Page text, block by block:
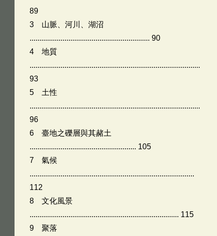
89
3 山脈、河川、湖沼
.............................................................. 90
4 地質
........................................................................................
93
5 土性
........................................................................................
96
6 臺地之礫層與其赭土
....................................................... 105
7 氣候
.....................................................................................
112
8 文化風景
............................................................................. 115
9 聚落